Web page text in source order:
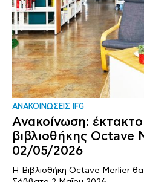
ΑΝΑΚΟΙΝΩΣΕΙΣ IFG
Ανακοίνωση: έκτακτο
βιβλιοθήκης Octave
02/05/2026
Η Βιβλιοθήκη Octave Merlier θα